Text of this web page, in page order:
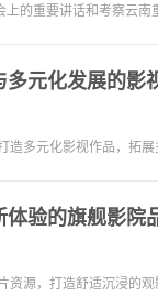
的重要讲话和考察云南
元化发展的影
造多元化影视作品，拓
验的旗舰影院
资源，打造舒适沉浸的